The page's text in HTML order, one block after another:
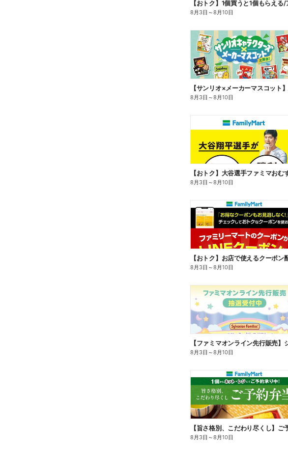
8月3日 ～8月10日
8月3日 ～8月10日
8月3日 ～8月10日
8月3日 ～8月10日
8月3日 ～8月10日
8月3日 ～8月10日